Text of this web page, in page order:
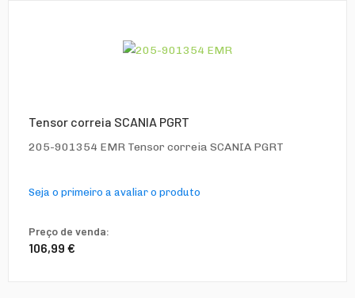
Tensor correia SCANIA PGRT
205-901354 EMR Tensor correia SCANIA PGRT
Seja o primeiro a avaliar o produto
Preço de venda:
106,99 €